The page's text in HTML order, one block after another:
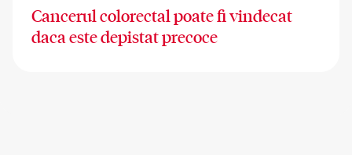
Cancerul colorectal poate fi vindecat
daca este depistat precoce